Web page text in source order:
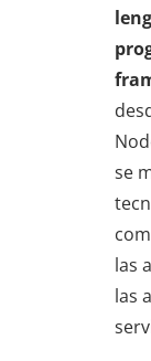
se
las
las